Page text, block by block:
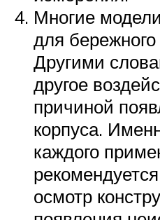
Многие
для
Другими
другое
причиной
корпуса.
каждого
осмотр